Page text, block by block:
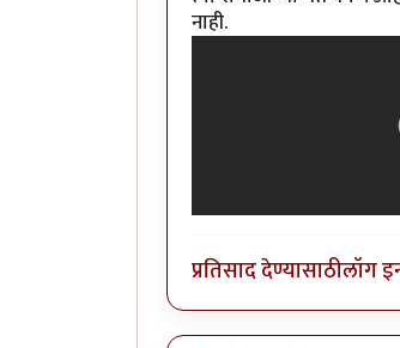
नाही.
प्रतिसाद देण्यासाठीलॉग